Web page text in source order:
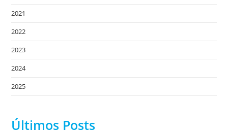
2021
2022
2023
2024
2025
Últimos Posts